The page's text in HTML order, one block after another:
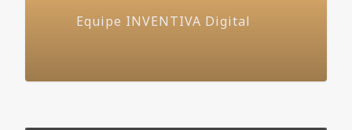
Equipe INVENTIVA Digital